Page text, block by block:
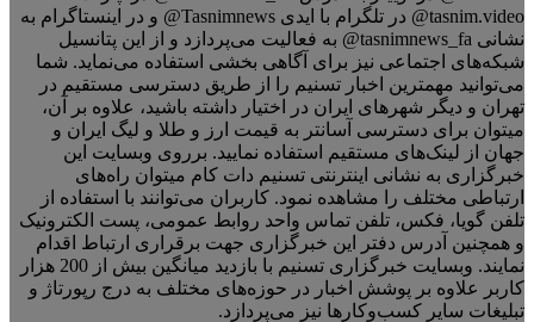
tasnim.video@ در تلگرام با ایدی Tasnimnews@ و در اینستاگرام به
نشانی tasnimnews_fa@ به فعالیت می‌پردازد و از این پتانسیل
شبکه‌های اجتماعی نیز برای آگاهی بخشی استفاده می‌نماید. شما
می‌توانید مهمترین اخبار تسنیم را از طریق دسترسی مستقیم در
تهران و دیگر شهرهای ایران در اختیار داشته باشید، علاوه بر آن،
میتوان برای دسترسی آسانتر به قیمت ارز و طلا و لیگ ایران و
جهان از لینک‌های مستقیم استفاده نمایید. برروی وبسایت این
خبرگزاری به نشانی اینترنتی تسنیم دات کام میتوان راه‌های
ارتباطی مختلف را مشاهده نمود. کاربران می‌توانند با استفاده از
تلفن گویا، فکس، تلفن تماس واحد روابط عمومی، پست الکترونیک
و همچنین آدرس دفتر این خبرگزاری جهت برقراری ارتباط اقدام
نمایند. وبسایت خبرگزاری تسنیم با بازدید میانگین بیش از 200 هزار
کاربر علاوه بر پوشش اخبار در حوزه‌های مختلف به درج رپورتاژ و
تبلیغات سایر کسب‌وکارها نیز می‌پردازد.